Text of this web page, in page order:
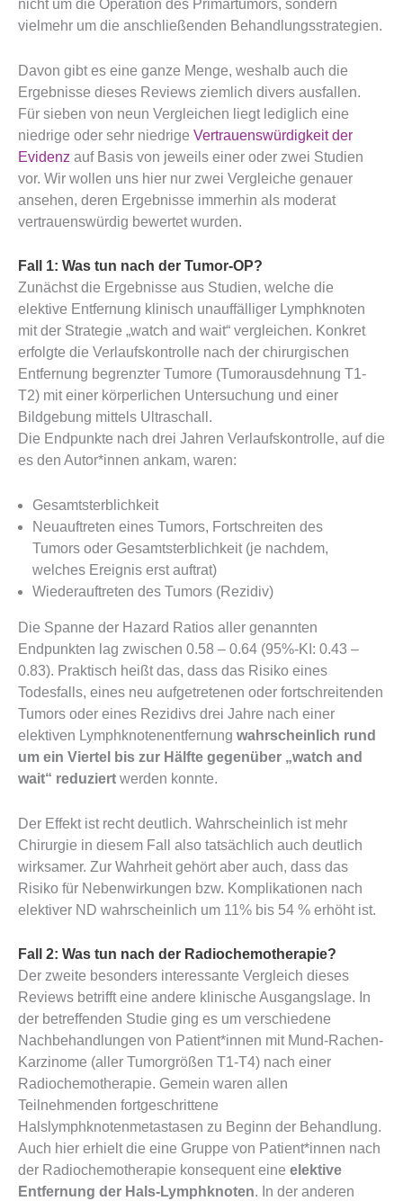
nicht um die Operation des Primärtumors, sondern
vielmehr um die anschließenden Behandlungsstrategien.
Davon gibt es eine ganze Menge, weshalb auch die
Ergebnisse dieses Reviews ziemlich divers ausfallen.
Für sieben von neun Vergleichen liegt lediglich eine
niedrige oder sehr niedrige Vertrauenswürdigkeit der
Evidenz auf Basis von jeweils einer oder zwei Studien
vor. Wir wollen uns hier nur zwei Vergleiche genauer
ansehen, deren Ergebnisse immerhin als moderat
vertrauenswürdig bewertet wurden.
Fall 1: Was tun nach der Tumor-OP?
Zunächst die Ergebnisse aus Studien, welche die
elektive Entfernung klinisch unauffälliger Lymphknoten
mit der Strategie „watch and wait“ vergleichen. Konkret
erfolgte die Verlaufskontrolle nach der chirurgischen
Entfernung begrenzter Tumore (Tumorausdehnung T1-
T2) mit einer körperlichen Untersuchung und einer
Bildgebung mittels Ultraschall.
Die Endpunkte nach drei Jahren Verlaufskontrolle, auf die
es den Autor*innen ankam, waren:
Gesamtsterblichkeit
Neuauftreten eines Tumors, Fortschreiten des
Tumors oder Gesamtsterblichkeit (je nachdem,
welches Ereignis erst auftrat)
Wiederauftreten des Tumors (Rezidiv)
Die Spanne der Hazard Ratios aller genannten
Endpunkten lag zwischen 0.58 – 0.64 (95%-KI: 0.43 –
0.83). Praktisch heißt das, dass das Risiko eines
Todesfalls, eines neu aufgetretenen oder fortschreitenden
Tumors oder eines Rezidivs drei Jahre nach einer
elektiven Lymphknotenentfernung wahrscheinlich rund
um ein Viertel bis zur Hälfte gegenüber „watch and
wait“ reduziert werden konnte.
Der Effekt ist recht deutlich. Wahrscheinlich ist mehr
Chirurgie in diesem Fall also tatsächlich auch deutlich
wirksamer. Zur Wahrheit gehört aber auch, dass das
Risiko für Nebenwirkungen bzw. Komplikationen nach
elektiver ND wahrscheinlich um 11% bis 54 % erhöht ist.
Fall 2: Was tun nach der Radiochemotherapie?
Der zweite besonders interessante Vergleich dieses
Reviews betrifft eine andere klinische Ausgangslage. In
der betreffenden Studie ging es um verschiedene
Nachbehandlungen von Patient*innen mit Mund-Rachen-
Karzinome (aller Tumorgrößen T1-T4) nach einer
Radiochemotherapie. Gemein waren allen
Teilnehmenden fortgeschrittene
Halslymphknotenmetastasen zu Beginn der Behandlung.
Auch hier erhielt die eine Gruppe von Patient*innen nach
der Radiochemotherapie konsequent eine elektive
Entfernung der Hals-Lymphknoten. In der anderen